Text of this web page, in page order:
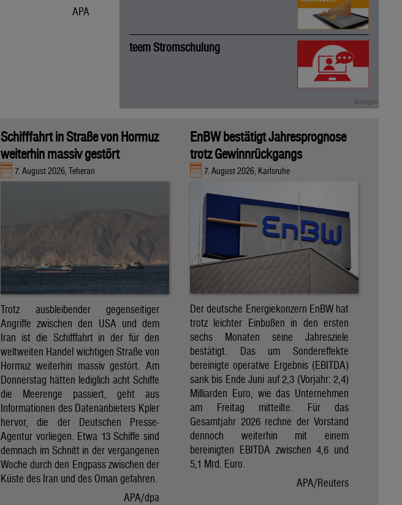
APA
teem Stromschulung
Schifffahrt in Straße von Hormuz
weiterhin massiv gestört
7. August 2026, Teheran
Trotz ausbleibender gegenseitiger
Angriffe zwischen den USA und dem
Iran ist die Schifffahrt in der für den
weltweiten Handel wichtigen Straße von
Hormuz weiterhin massiv gestört. Am
Donnerstag hätten lediglich acht Schiffe
die Meerenge passiert, geht aus
Informationen des Datenanbieters Kpler
hervor, die der Deutschen Presse-
Agentur vorliegen. Etwa 13 Schiffe sind
demnach im Schnitt in der vergangenen
Woche durch den Engpass zwischen der
Küste des Iran und des Oman gefahren.
APA/dpa
EnBW bestätigt Jahresprognose
trotz Gewinnrückgangs
7. August 2026, Karlsruhe
Der deutsche Energiekonzern EnBW hat
trotz leichter Einbußen in den ersten
sechs Monaten seine Jahresziele
bestätigt. Das um Sondereffekte
bereinigte operative Ergebnis (EBITDA)
sank bis Ende Juni auf 2,3 (Vorjahr: 2,4)
Milliarden Euro, wie das Unternehmen
am Freitag mitteilte. Für das
Gesamtjahr 2026 rechne der Vorstand
dennoch weiterhin mit einem
bereinigten EBITDA zwischen 4,6 und
5,1 Mrd. Euro.
APA/Reuters